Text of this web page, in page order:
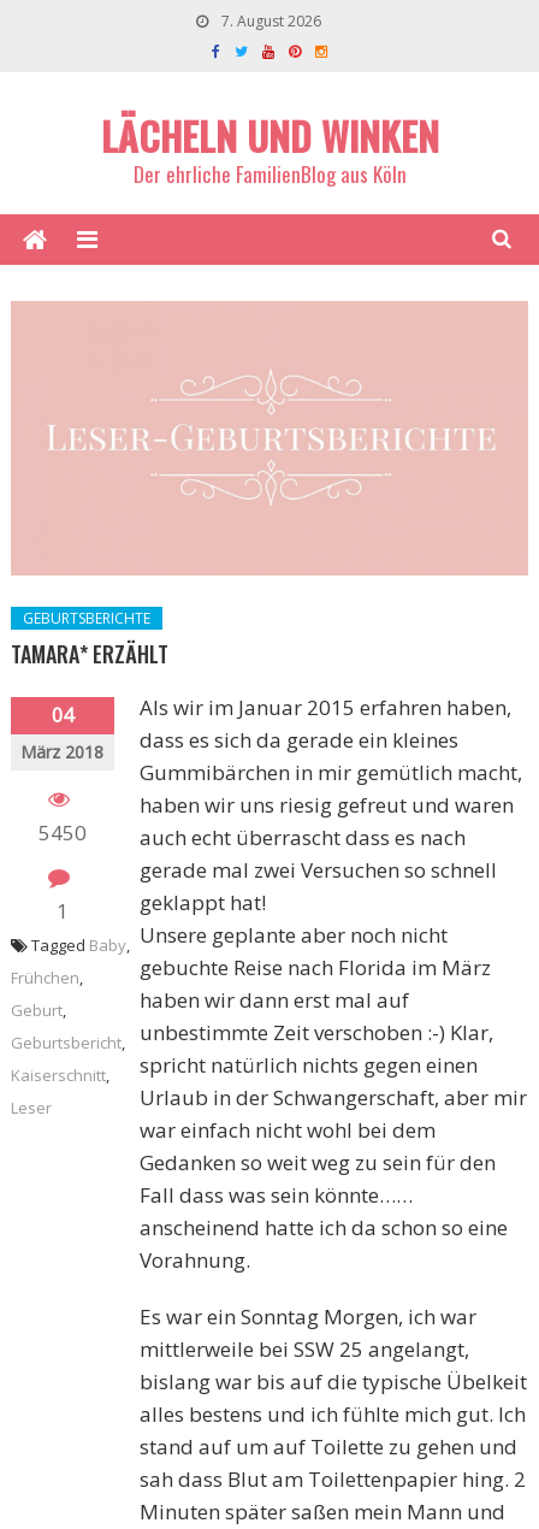
7. August 2026
LÄCHELN UND WINKEN
Der ehrliche FamilienBlog aus Köln
GEBURTSBERICHTE
TAMARA* ERZÄHLT
04
März 2018
5450
1
Als wir im Januar 2015 erfahren haben,
dass es sich da gerade ein kleines
Gummibärchen in mir gemütlich macht,
haben wir uns riesig gefreut und waren
auch echt überrascht dass es nach
gerade mal zwei Versuchen so schnell
geklappt hat!
Unsere geplante aber noch nicht
gebuchte Reise nach Florida im März
haben wir dann erst mal auf
unbestimmte Zeit verschoben :-) Klar,
spricht natürlich nichts gegen einen
Urlaub in der Schwangerschaft, aber mir
war einfach nicht wohl bei dem
Gedanken so weit weg zu sein für den
Fall dass was sein könnte……
anscheinend hatte ich da schon so eine
Vorahnung.
Es war ein Sonntag Morgen, ich war
mittlerweile bei SSW 25 angelangt,
bislang war bis auf die typische Übelkeit
alles bestens und ich fühlte mich gut. Ich
stand auf um auf Toilette zu gehen und
sah dass Blut am Toilettenpapier hing. 2
Minuten später saßen mein Mann und
Tagged Baby,
Frühchen,
Geburt,
Geburtsbericht,
Kaiserschnitt,
Leser